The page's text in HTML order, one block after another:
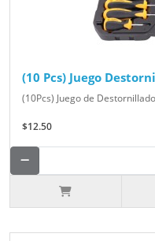
(10 Pcs) Juego
(10Pcs) Juego de
$12.50